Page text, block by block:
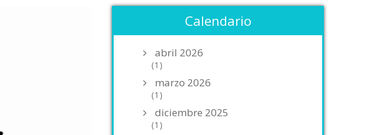
Calendario
abril 2026
(1)
marzo 2026
(1)
diciembre 2025
(1)